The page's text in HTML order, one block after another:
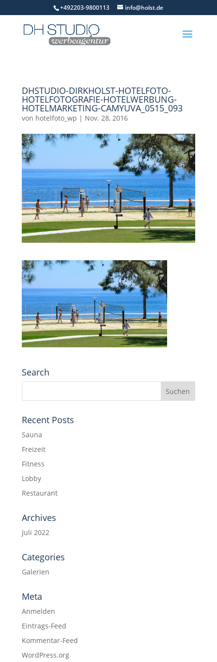
+492203-9800113 info@holst.de
DHSTUDIO-DIRKHOLST-HOTELFOTO-
HOTELFOTOGRAFIE-HOTELWERBUNG-
HOTELMARKETING-CAMYUVA_0515_093
von hotelfoto_wp | Nov. 28, 2016
Search
Recent Posts
Sauna
Freizeit
Fitness
Lobby
Restaurant
Archives
Juli 2022
Categories
Galerien
Meta
Anmelden
Eintrags-Feed
Kommentar-Feed
WordPress.org